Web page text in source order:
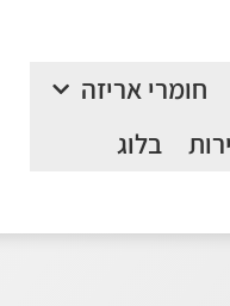
חומרי אריזה
בלוג